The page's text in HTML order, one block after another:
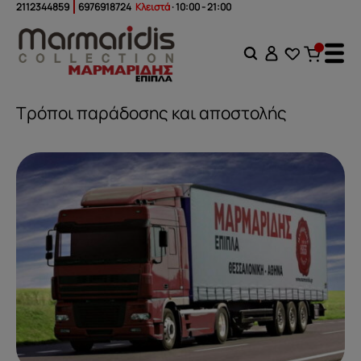
2112344859 6976918724 Κλειστά· 10:00 - 21:00
Τρόποι παράδοσης και αποστολής